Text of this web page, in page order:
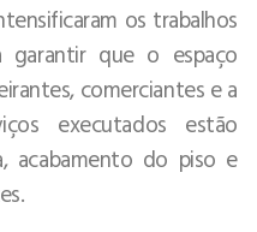
os trabalhos
garantir que o espaço
comerciantes e a
executados estão
acabamento do piso e